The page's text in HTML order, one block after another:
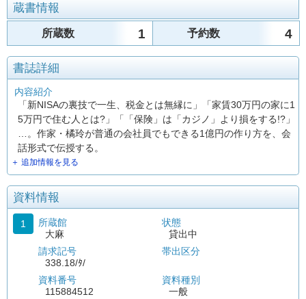
蔵書情報
所蔵数 1 予約数 4
書誌詳細
内容紹介
「新NISAの裏技で一生、税金とは無縁に」「家賃30万円の家に1
5万円で住む人とは?」「「保険」は「カジノ」より損をする!?」
…。作家・橘玲が普通の会社員でもできる1億円の作り方を、会
話形式で伝授する。
＋ 追加情報を見る
資料情報
1
所蔵館
大麻
請求記号
338.18/ﾀ/
資料番号
115884512
状態
貸出中
帯出区分
資料種別
一般